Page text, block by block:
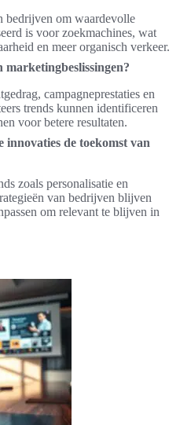
bedrijven om waardevolle
is voor zoekmachines, wat
en meer organisch verkeer.
marketingbeslissingen?
campagneprestaties en
trends kunnen identificeren
voor betere resultaten.
innovaties de toekomst van
zoals personalisatie en
van bedrijven blijven
om relevant te blijven in